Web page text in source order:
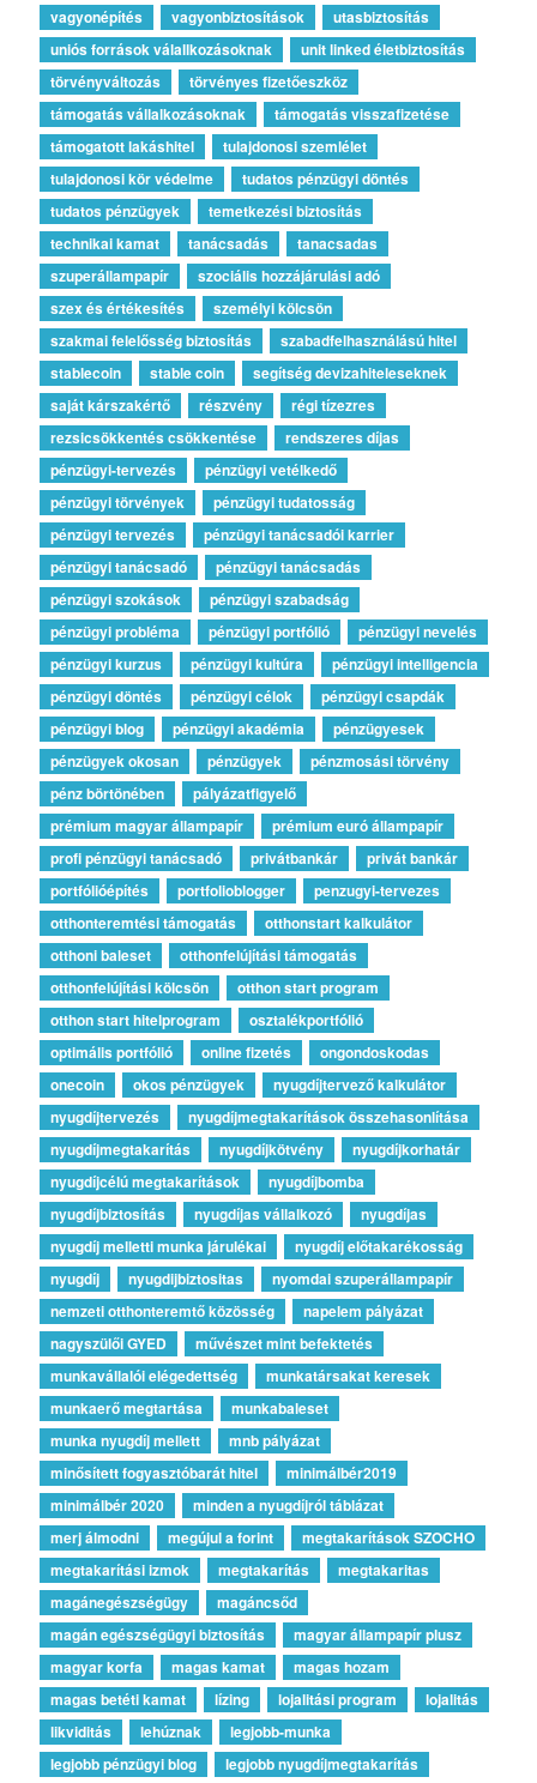
vagyonépítés vagyonbiztosítások
utasbiztosítás
uniós források válallkozásoknak
unit linked életbiztosítás
törvényváltozás
törvényes fizetőeszköz
támogatás vállalkozásoknak
támogatás visszafizetése
támogatott lakáshitel
tulajdonosi szemlélet
tulajdonosi kör védelme
tudatos pénzügyi döntés
tudatos pénzügyek
temetkezési biztosítás
technikai kamat
tanácsadás
tanacsadas
szuperállampapír
szociális hozzájárulási adó
szex és értékesítés
személyi kölcsön
szakmai felelősség biztosítás
szabadfelhasználású hitel
stablecoin
stable coin
segítség devizahiteleseknek
saját kárszakértő
részvény
régi tízezres
rezsicsökkentés csökkentése
rendszeres díjas
pénzügyi-tervezés
pénzügyi vetélkedő
pénzügyi törvények
pénzügyi tudatosság
pénzügyi tervezés
pénzügyi tanácsadói karrier
pénzügyi tanácsadó
pénzügyi tanácsadás
pénzügyi szokások
pénzügyi szabadság
pénzügyi probléma
pénzügyi portfólió
pénzügyi nevelés
pénzügyi kurzus
pénzügyi kultúra
pénzügyi intelligencia
pénzügyi döntés
pénzügyi célok
pénzügyi csapdák
pénzügyi blog
pénzügyi akadémia
pénzügyesek
pénzügyek okosan
pénzügyek
pénzmosási törvény
pénz börtönében
pályázatfigyelő
prémium magyar állampapír
prémium euró állampapír
profi pénzügyi tanácsadó
privátbankár
privát bankár
portfólióépítés
portfolioblogger
penzugyi-tervezes
otthonteremtési támogatás
otthonstart kalkulátor
otthoni baleset
otthonfelújítási támogatás
otthonfelújítási kölcsön
otthon start program
otthon start hitelprogram
osztalékportfólió
optimális portfólió
online fizetés
ongondoskodas
onecoin
okos pénzügyek
nyugdíjtervező kalkulátor
nyugdíjtervezés
nyugdíjmegtakarítások összehasonlítása
nyugdíjmegtakarítás
nyugdíjkötvény
nyugdíjkorhatár
nyugdíjcélú megtakarítások
nyugdíjbomba
nyugdíjbiztosítás
nyugdíjas vállalkozó
nyugdíjas
nyugdíj melletti munka járulékai
nyugdíj előtakarékosság
nyugdíj
nyugdijbiztositas
nyomdai szuperállampapír
nemzeti otthonteremtő közösség
napelem pályázat
nagyszülői GYED
művészet mint befektetés
munkavállalói elégedettség
munkatársakat keresek
munkaerő megtartása
munkabaleset
munka nyugdíj mellett
mnb pályázat
minősített fogyasztóbarát hitel
minimálbér2019
minimálbér 2020
minden a nyugdíjról táblázat
merj álmodni
megújul a forint
megtakarítások SZOCHO
megtakarítási izmok
megtakarítás
megtakaritas
magánegészségügy
magáncsőd
magán egészségügyi biztosítás
magyar állampapír plusz
magyar korfa
magas kamat
magas hozam
magas betéti kamat
lízing lojalitási program
lojalitás
likviditás
lehúznak
legjobb-munka
legjobb pénzügyi blog
legjobb nyugdíjmegtakarítás